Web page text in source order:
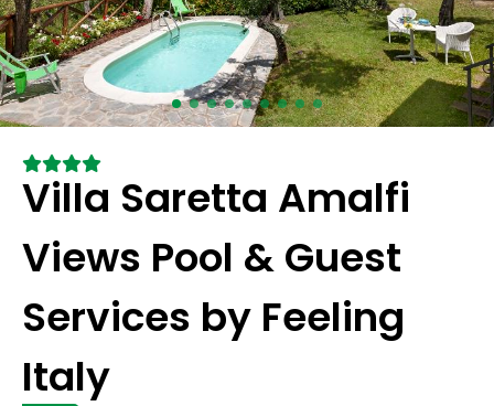
Villa Saretta Amalfi
Views Pool & Guest
Services by Feeling
Italy